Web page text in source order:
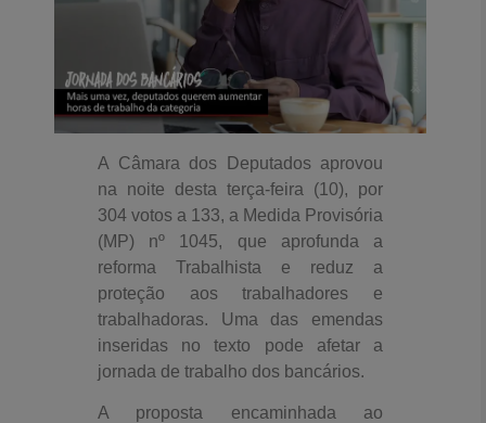
A Câmara dos Deputados aprovou
na noite desta terça-feira (10), por
304 votos a 133, a Medida Provisória
(MP) nº 1045, que aprofunda a
reforma Trabalhista e reduz a
proteção aos trabalhadores e
trabalhadoras. Uma das emendas
inseridas no texto pode afetar a
jornada de trabalho dos bancários.
A proposta encaminhada ao